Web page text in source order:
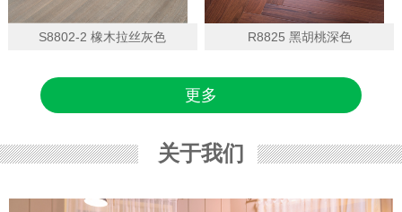
S8802-2 橡木拉丝灰色 R8825 黑胡桃深色
更多
关于我们